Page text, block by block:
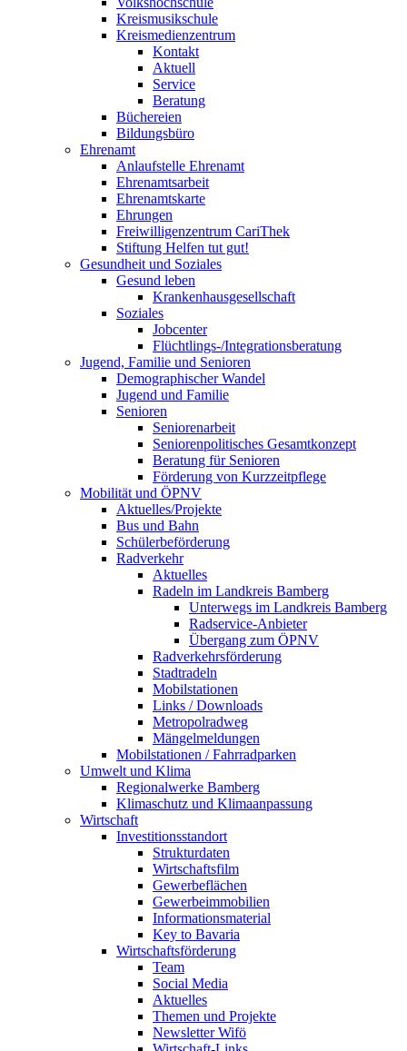
Kreismusikschule
Kreismedienzentrum
Kontakt
Aktuell
Service
Beratung
Büchereien
Bildungsbüro
Ehrenamt
Anlaufstelle Ehrenamt
Ehrenamtsarbeit
Ehrenamtskarte
Ehrungen
Freiwilligenzentrum CariThek
Stiftung Helfen tut gut!
Gesundheit und Soziales
Gesund leben
Krankenhausgesellschaft
Soziales
Jobcenter
Flüchtlings-/Integrationsberatung
Jugend, Familie und Senioren
Demographischer Wandel
Jugend und Familie
Senioren
Seniorenarbeit
Seniorenpolitisches Gesamtkonzept
Beratung für Senioren
Förderung von Kurzzeitpflege
Mobilität und ÖPNV
Aktuelles/Projekte
Bus und Bahn
Schülerbeförderung
Radverkehr
Aktuelles
Radeln im Landkreis Bamberg
Unterwegs im Landkreis Bamberg
Radservice-Anbieter
Übergang zum ÖPNV
Radverkehrsförderung
Stadtradeln
Mobilstationen
Links / Downloads
Metropolradweg
Mängelmeldungen
Mobilstationen / Fahrradparken
Umwelt und Klima
Regionalwerke Bamberg
Klimaschutz und Klimaanpassung
Wirtschaft
Investitionsstandort
Strukturdaten
Wirtschaftsfilm
Gewerbeflächen
Gewerbeimmobilien
Informationsmaterial
Key to Bavaria
Wirtschaftsförderung
Team
Social Media
Aktuelles
Themen und Projekte
Newsletter Wifö